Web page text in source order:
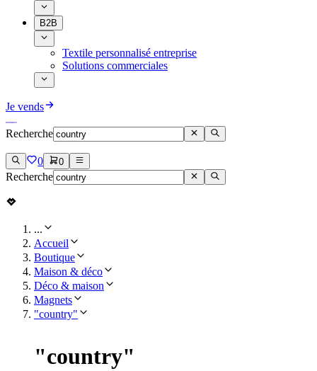
B2B
Textile personnalisé entreprise
Solutions commerciales
Je vends
Recherche
0 0
Recherche
...
Accueil
Boutique
Maison & déco
Déco & maison
Magnets
"country"
"country"